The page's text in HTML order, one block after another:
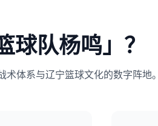
球队杨鸣」？
体系与辽宁篮球文化的数字阵地。